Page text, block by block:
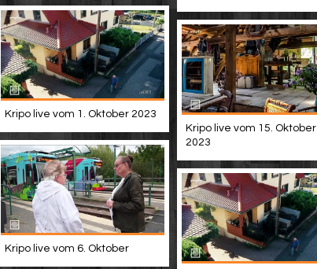
Kripo live vom 1. Oktober 2023
Kripo live vom 15. Oktober
2023
Kripo live vom 6. Oktober